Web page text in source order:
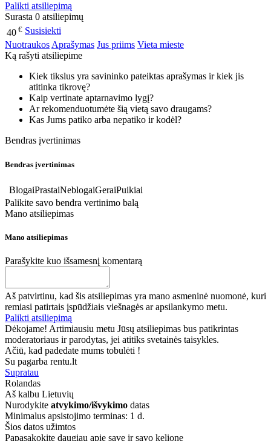
Palikti atsiliepimą
Surasta 0 atsiliepimų
40 € Susisiekti
Nuotraukos Aprašymas Jus priims Vieta mieste
Ką rašyti atsiliepime
Kiek tikslus yra savininko pateiktas aprašymas ir kiek jis
atitinka tikrovę?
Kaip vertinate aptarnavimo lygį?
Ar rekomenduotumėte šią vietą savo draugams?
Kas Jums patiko arba nepatiko ir kodėl?
Bendras įvertinimas
Bendras įvertinimas
BlogaiPrastaiNeblogaiGeraiPuikiai
Palikite savo bendra vertinimo balą
Mano atsiliepimas
Mano atsiliepimas
Parašykite kuo išsamesnį komentarą
Aš patvirtinu, kad šis atsiliepimas yra mano asmeninė nuomonė, kuri
remiasi patirtais įspūdžiais viešnagės ar apsilankymo metu.
Palikti atsiliepimą
Dėkojame! Artimiausiu metu Jūsų atsiliepimas bus patikrintas
moderatoriaus ir parodytas, jei atitiks svetainės taisykles.
Ačiū, kad padedate mums tobulėti !
Su pagarba rentu.lt
Supratau
Rolandas
Aš kalbu Lietuvių
Nurodykite atvykimo/išvykimo datas
Minimalus apsistojimo terminas: 1 d.
Šios datos užimtos
Papasakokite daugiau apie save ir savo kelionę